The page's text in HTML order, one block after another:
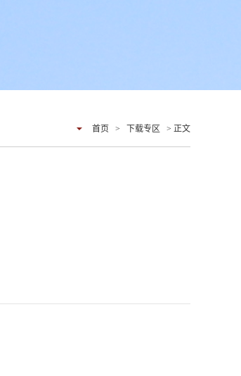
首页 > 下载专区 > 正文